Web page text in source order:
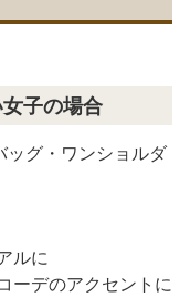
子の場合
ッグ・ワンショルダ
ルに
ーデのアクセントに